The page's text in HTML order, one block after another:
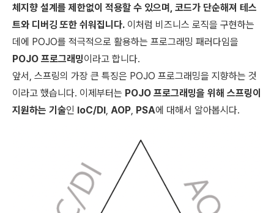
체지향 설계를 제한없이 적용할 수 있으며, 코드가 단순해져 테스
트와 디버깅 또한 쉬워집니다. 이처럼 비즈니스 로직을 구현하는
데에 POJO를 적극적으로 활용하는 프로그래밍 패러다임을
POJO 프로그래밍이라고 합니다.
앞서, 스프링의 가장 큰 특징은 POJO 프로그래밍을 지향하는 것
이라고 했습니다. 이제부터는 POJO 프로그래밍을 위해 스프링이
지원하는 기술인 IoC/DI AOP PSA에 대해서 알아봅시다.